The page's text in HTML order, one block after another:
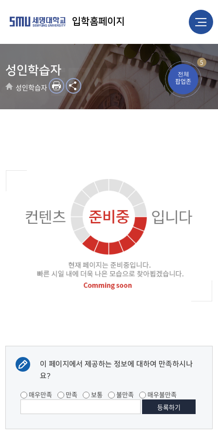
5
전체
팝업존
입학홈페이지
성인학습자
성인학습자
이 페이지에서 제공하는 정보에 대하여 만족하시나
요?
매우만족 만족 보통 불만족 매우불만족